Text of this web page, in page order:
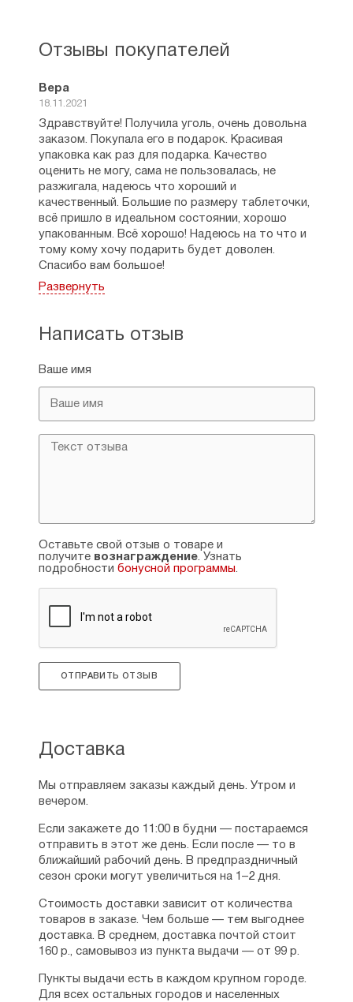
Написать отзыв
Ваше имя
Оставьте свой отзыв о товаре и
получите вознаграждение. Узнать
подробности бонусной программы.
ОТПРАВИТЬ ОТЗЫВ
Отзывы покупателей
Вера
18.11.2021
Здравствуйте! Получила уголь, очень довольна
заказом. Покупала его в подарок. Красивая
упаковка как раз для подарка. Качество
оценить не могу, сама не пользовалась, не
разжигала, надеюсь что хороший и
качественный. Большие по размеру таблеточки,
всё пришло в идеальном состоянии, хорошо
упакованным. Всё хорошо! Надеюсь на то что и
тому кому хочу подарить будет доволен.
Спасибо вам большое!
Рейтинг:
Развернуть
Доставка
Мы отправляем заказы каждый день. Утром и
вечером.
Если закажете до 11:00 в будни — постараемся
отправить в этот же день. Если после — то в
ближайший рабочий день. В предпраздничный
сезон сроки могут увеличиться на 1–2 дня.
Стоимость доставки зависит от количества
товаров в заказе. Чем больше — тем выгоднее
доставка. В среднем, доставка почтой стоит
160 р., самовывоз из пункта выдачи — от 99 р.
Пункты выдачи есть в каждом крупном городе.
Для всех остальных городов и населенных